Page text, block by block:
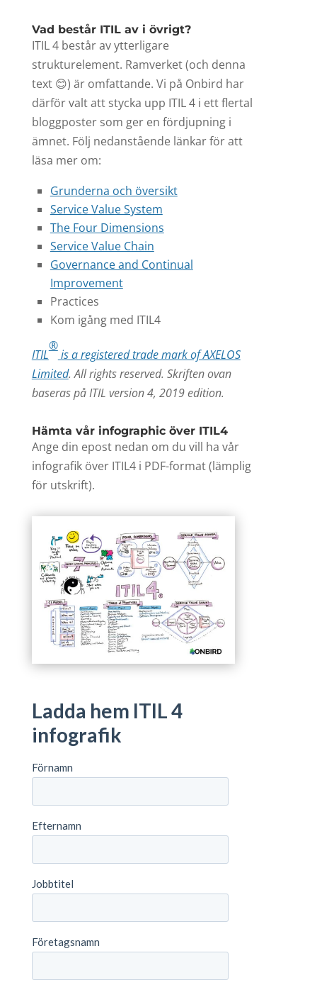
Vad består ITIL av i övrigt?
ITIL 4 består av ytterligare
strukturelement. Ramverket (och denna
text 😊) är omfattande. Vi på Onbird har
därför valt att stycka upp ITIL 4 i ett flertal
bloggposter som ger en fördjupning i
ämnet. Följ nedanstående länkar för att
läsa mer om:
Grunderna och översikt
Service Value System
The Four Dimensions
Service Value Chain
Governance and Continual
Improvement
Practices
Kom igång med ITIL4
ITIL
®
is a registered trade mark of AXELOS
Limited. All rights reserved. Skriften ovan
baseras på ITIL version 4, 2019 edition.
Hämta vår infographic över ITIL4
Ange din epost nedan om du vill ha vår
infografik över ITIL4 i PDF-format (lämplig
för utskrift).